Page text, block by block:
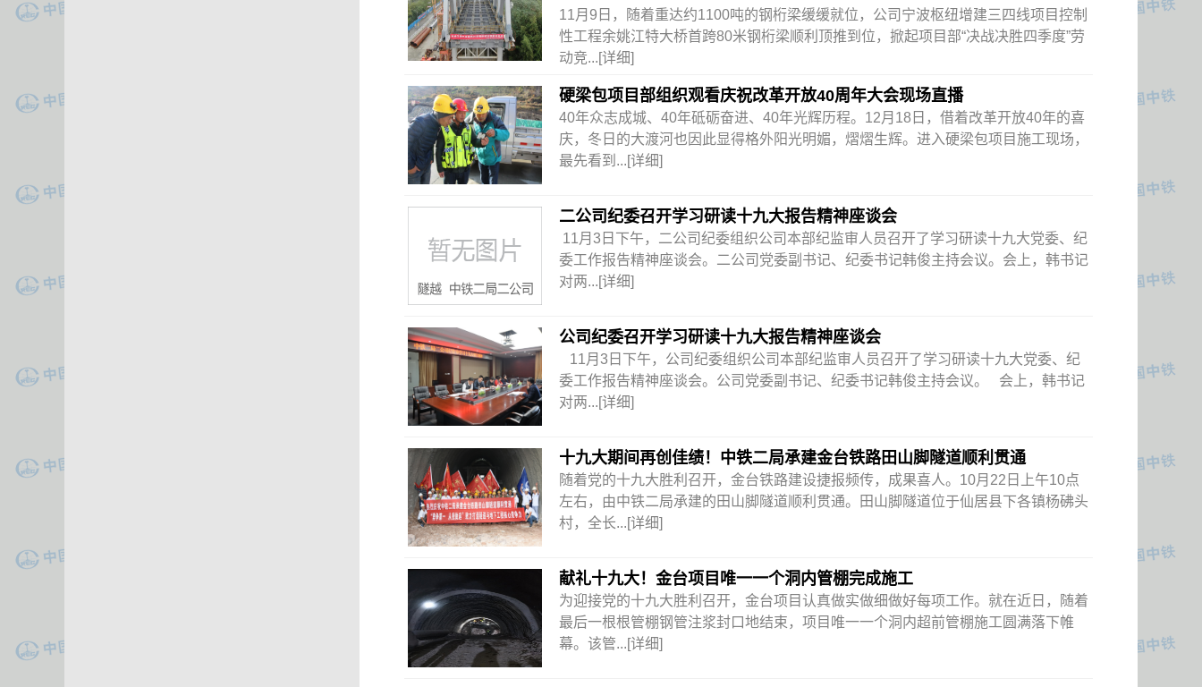
11月9日，随着重达约1100吨的钢桁梁缓缓就位，公司宁波枢纽增建三四线项目控制
性工程余姚江特大桥首跨80米钢桁梁顺利顶推到位，掀起项目部“决战决胜四季度”劳
动竞...[详细]
硬梁包项目部组织观看庆祝改革开放40周年大会现场直播
40年众志成城、40年砥砺奋进、40年光辉历程。12月18日，借着改革开放40年的喜
庆，冬日的大渡河也因此显得格外阳光明媚，熠熠生辉。进入硬梁包项目施工现场，
最先看到...[详细]
二公司纪委召开学习研读十九大报告精神座谈会
11月3日下午，二公司纪委组织公司本部纪监审人员召开了学习研读十九大党委、纪
委工作报告精神座谈会。二公司党委副书记、纪委书记韩俊主持会议。会上，韩书记
对两...[详细]
公司纪委召开学习研读十九大报告精神座谈会
11月3日下午，公司纪委组织公司本部纪监审人员召开了学习研读十九大党委、纪
委工作报告精神座谈会。公司党委副书记、纪委书记韩俊主持会议。 会上，韩书记
对两...[详细]
十九大期间再创佳绩！中铁二局承建金台铁路田山脚隧道顺利贯通
随着党的十九大胜利召开，金台铁路建设捷报频传，成果喜人。10月22日上午10点
左右，由中铁二局承建的田山脚隧道顺利贯通。田山脚隧道位于仙居县下各镇杨砩头
村，全长...[详细]
献礼十九大！金台项目唯一一个洞内管棚完成施工
为迎接党的十九大胜利召开，金台项目认真做实做细做好每项工作。就在近日，随着
最后一根根管棚钢管注浆封口地结束，项目唯一一个洞内超前管棚施工圆满落下帷
幕。该管...[详细]